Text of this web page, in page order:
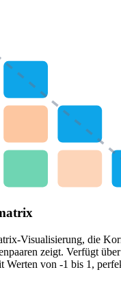
Visualisierung, die
zeigt. Verfügt
Werten von -1 bis 1,